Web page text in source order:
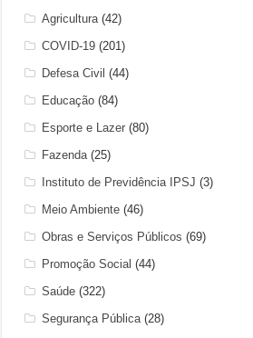
Agricultura(42)
COVID-19 (201)
Defesa Civil (44)
Educação (84)
Esporte e Lazer (80)
Fazenda(25)
Instituto de Previdência IPSJ (3)
Meio Ambiente (46)
Obras e Serviços Públicos (69)
Promoção Social (44)
Saúde (322)
Segurança Pública(28)